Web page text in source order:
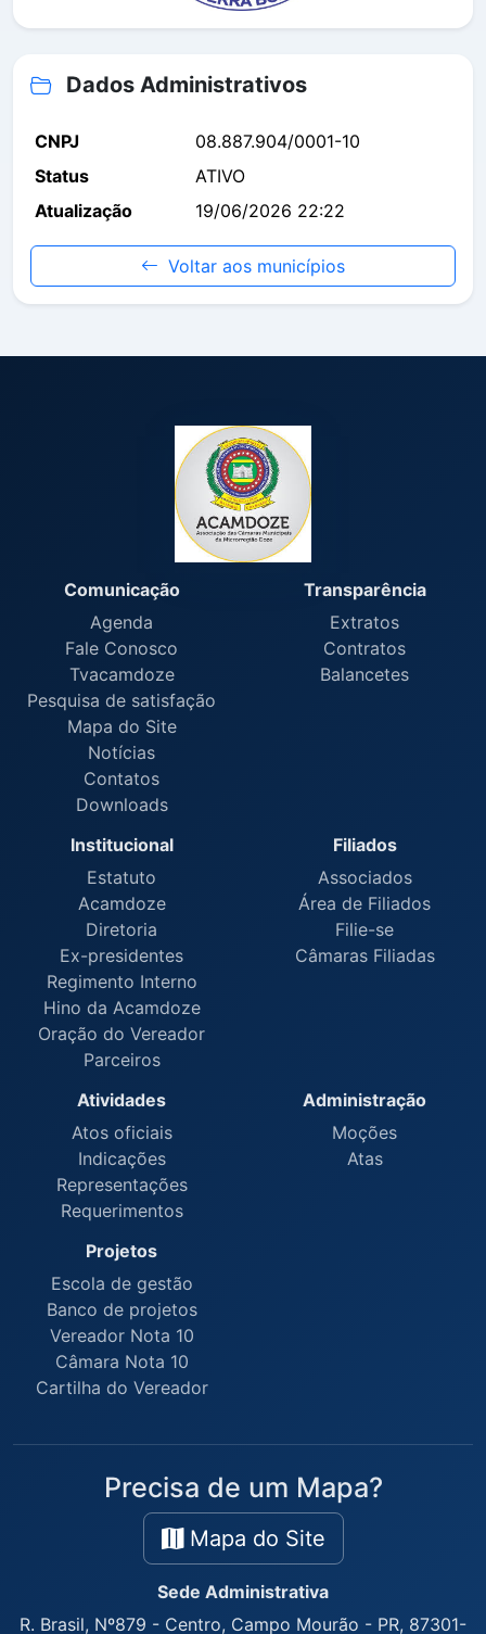
Dados Administrativos
CNPJ
08.887.904/0001-10
Status
ATIVO
Atualização
19/06/2026 22:22
Voltar aos municípios
Comunicação
Agenda
Fale Conosco
Tvacamdoze
Pesquisa de satisfação
Mapa do Site
Notícias
Contatos
Downloads
Transparência
Extratos
Contratos
Balancetes
Institucional
Estatuto
Acamdoze
Diretoria
Ex-presidentes
Regimento Interno
Hino da Acamdoze
Oração do Vereador
Parceiros
Filiados
Associados
Área de Filiados
Filie-se
Câmaras Filiadas
Atividades
Atos oficiais
Indicações
Representações
Requerimentos
Administração
Moções
Atas
Projetos
Escola de gestão
Banco de projetos
Vereador Nota 10
Câmara Nota 10
Cartilha do Vereador
Precisa de um Mapa?
Mapa do Site
Sede Administrativa
R. Brasil, Nº879 - Centro, Campo Mourão - PR, 87301-